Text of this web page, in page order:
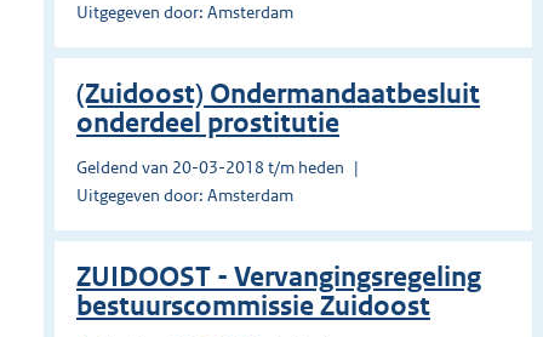
Uitgegeven door: Amsterdam
(Zuidoost) Ondermandaatbesluit
onderdeel prostitutie
Geldend van 20-03-2018 t/m heden
Uitgegeven door: Amsterdam
ZUIDOOST - Vervangingsregeling
bestuurscommissie Zuidoost